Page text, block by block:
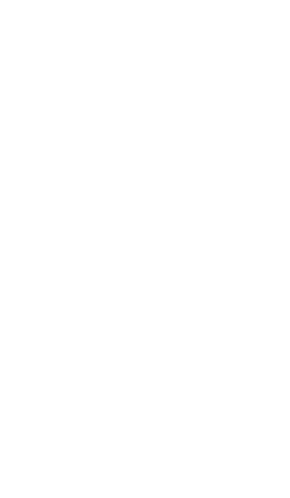
klinkt voor
voor DGA’s of
voor DGA’s of